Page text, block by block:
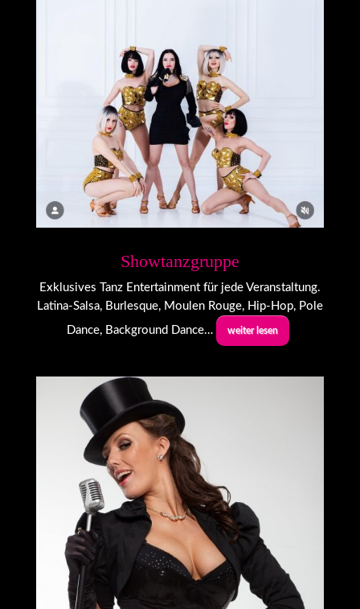
Showtanzgruppe
Exklusives Tanz Entertainment für jede Veranstaltung.
Latina-Salsa, Burlesque, Moulen Rouge, Hip-Hop, Pole
Dance, Background Dance…
weiter lesen